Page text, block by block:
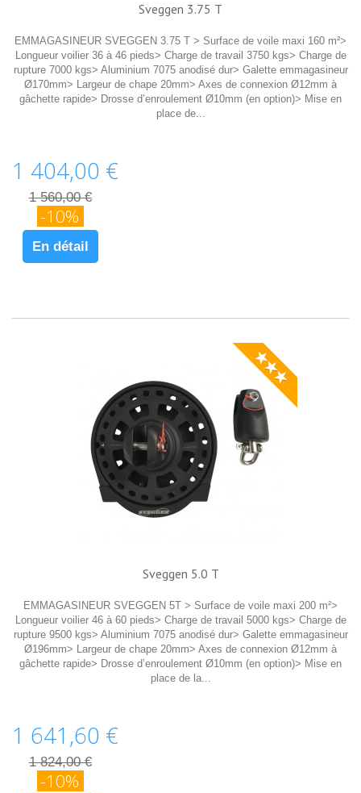
Sveggen 3.75 T
EMMAGASINEUR SVEGGEN 3.75 T > Surface de voile maxi 160 m²>
Longueur voilier 36 à 46 pieds> Charge de travail 3750 kgs> Charge de
rupture 7000 kgs> Aluminium 7075 anodisé dur> Galette emmagasineur
Ø170mm> Largeur de chape 20mm> Axes de connexion Ø12mm à
gâchette rapide> Drosse d’enroulement Ø10mm (en option)> Mise en
place de...
1 404,00 €
1 560,00 €
-10%
En détail
★★★
Sveggen 5.0 T
EMMAGASINEUR SVEGGEN 5T > Surface de voile maxi 200 m²>
Longueur voilier 46 à 60 pieds> Charge de travail 5000 kgs> Charge de
rupture 9500 kgs> Aluminium 7075 anodisé dur> Galette emmagasineur
Ø196mm> Largeur de chape 20mm> Axes de connexion Ø12mm à
gâchette rapide> Drosse d’enroulement Ø10mm (en option)> Mise en
place de la...
1 641,60 €
1 824,00 €
-10%